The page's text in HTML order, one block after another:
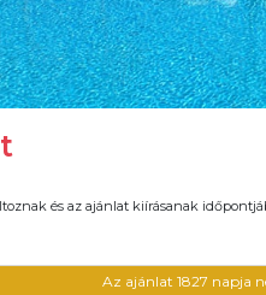
és az ajánlat kiírásanak
Az ajánlat 1827 napja